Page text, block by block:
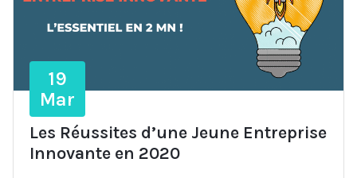
19
Mar
Les Réussites d’une Jeune Entreprise
Innovante en 2020